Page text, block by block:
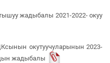
жадыбалы 2021-2022- окуу
окутуучуларынын 2023-
жадыбалы